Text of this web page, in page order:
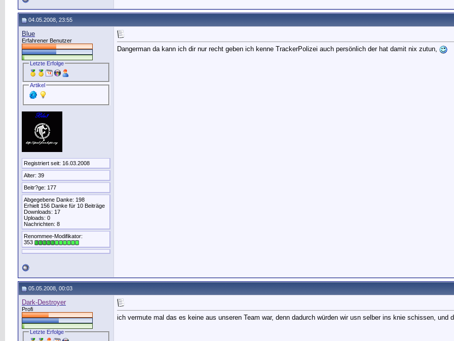
04.05.2008, 23:55
Blue
Erfahrener Benutzer
Letzte Erfolge
Artikel
Registriert seit: 16.03.2008
Alter: 39
Beitr?ge: 177
Abgegebene Danke: 198
Erhielt 156 Danke für 10 Beiträge
Downloads: 17
Uploads: 0
Nachrichten: 8
Renommee-Modifikator:
353
Dangerman da kann ich dir nur recht geben ich kenne TrackerPolizei auch persönlich der hat damit nix zutun,
05.05.2008, 00:03
Dark-Destroyer
Profi
Letzte Erfolge
ich vermute mal das es keine aus unseren Team war, denn dadurch würden wir usn selber ins knie schissen,